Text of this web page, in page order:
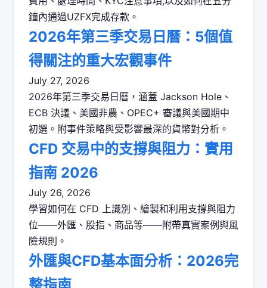
鐘內通過UZFX完成存款。
2026年第三季交易日曆：5個值
得關注的重大宏觀事件
July 27, 2026
2026年第三季交易日曆，涵蓋 Jackson Hole、
ECB 決議、美國非農、OPEC+ 審議與美國期中
初選。附事件策略與受影響最深的貨幣對分析。
CFD 交易中的支撐與阻力：實用
指南 2026
July 26, 2026
學習如何在 CFD 上識別、繪製和利用支撐與阻力
位——外匯、股指、商品等——附帶真實案例與風
險規則。
外匯與CFD基本面分析：2026完